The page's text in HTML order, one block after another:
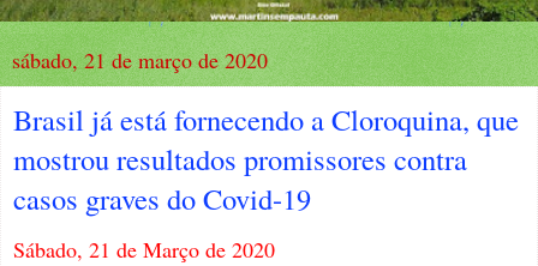
sábado, 21 de março de 2020
Brasil já está fornecendo a Cloroquina, que
mostrou resultados promissores contra
casos graves do Covid-19
Sábado, 21 de Março de 2020